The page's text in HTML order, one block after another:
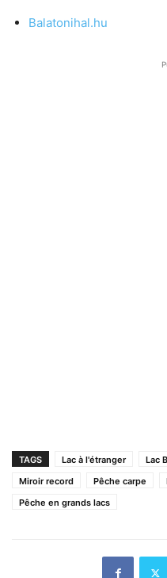
Balatonihal.hu
TAGS Lac à l'étranger Lac
Miroir record
Pêche carpe
Pêche en grands lacs